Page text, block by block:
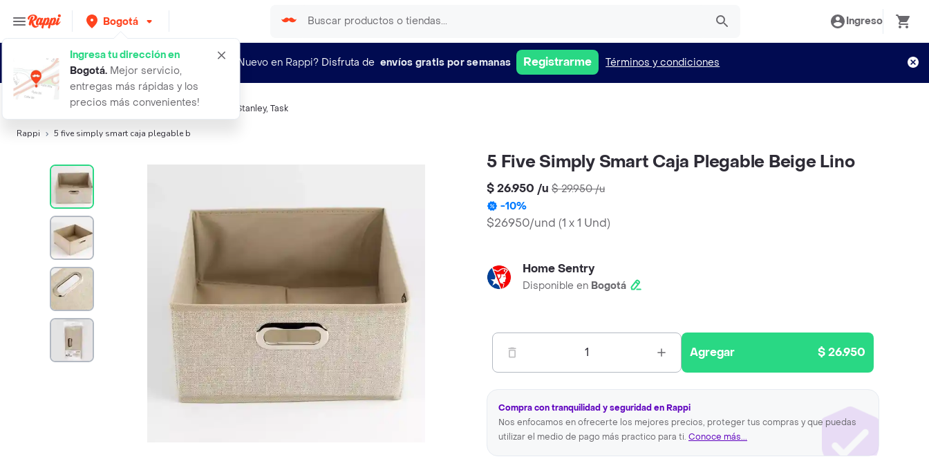
Bogotá
Ingresa tu dirección en
Bogotá. Mejor servicio,
entregas más rápidas y los
precios más convenientes!
Ingreso
¿Nuevo en Rappi? Disfruta de envíos gratis por semanas Registrarme Términos y condiciones
Búsquedas relacionadas:Cajas y Cestas,Five Stanley, Task
Rappi 5 five simply smart caja plegable b
5 Five Simply Smart Caja Plegable Beige Lino
$ 26.950 /u $ 29.950/u
-10%
$26950/und (1 x 1 Und)
Home Sentry
Disponible en Bogotá
1 Agregar $ 26.950
Compra con tranquilidad y seguridad en Rappi
Nos enfocamos en ofrecerte los mejores precios, proteger tus compras y que puedas
utilizar el medio de pago más practico para ti. Conoce más...